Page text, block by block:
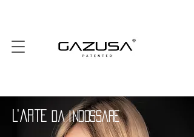
L'arte da indossare